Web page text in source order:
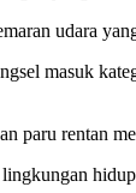
udara
masuk
paru rentan